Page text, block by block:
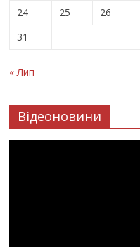
24
25 26
31
« Лип
Відеоновини